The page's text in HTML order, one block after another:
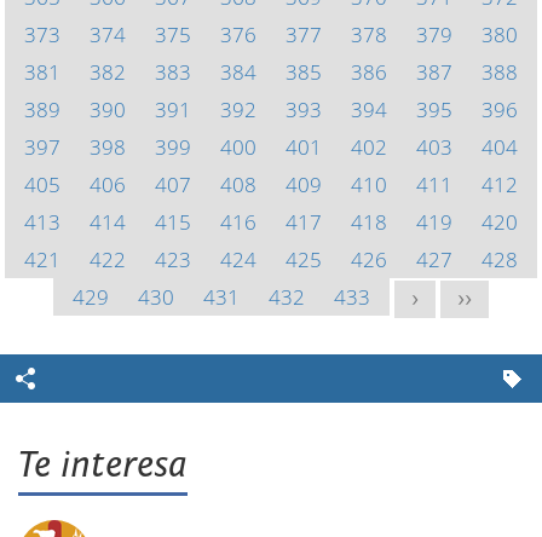
373
374 375 376 377 378 379
380
381
382 383 384 385 386 387
388
389
390 391 392 393 394 395
396
397
398 399 400 401 402 403
404
405
406 407 408 409 410 411
412
413
414 415 416 417 418 419
420
421
422 423 424 425 426 427
428
429
430 431 432 433 > >>
Te interesa